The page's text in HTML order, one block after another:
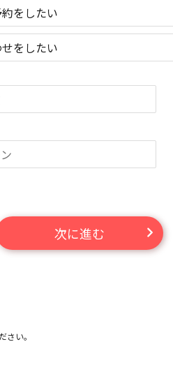
をしたい
をしたい
次に進む
い。